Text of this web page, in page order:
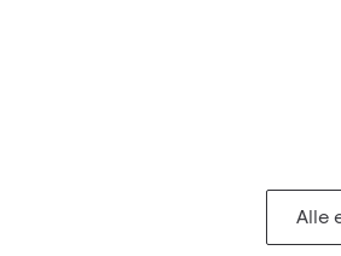
Alle